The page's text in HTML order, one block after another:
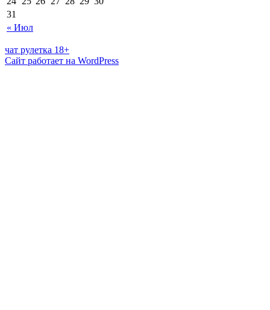
« Июл
31
чат рулетка 18+
Сайт работает на WordPress